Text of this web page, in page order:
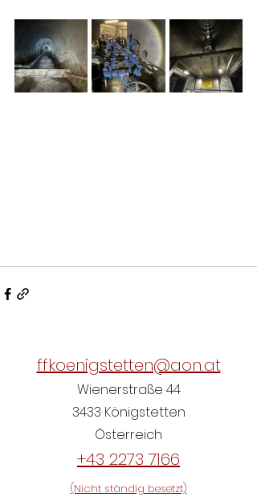
ffkoenigstetten@aon.at
Wienerstraße 44
3433 Königstetten
Österreich
+43 2273 7166
(Nicht ständig besetzt)